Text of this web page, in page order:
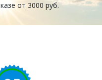
от 3000 руб.